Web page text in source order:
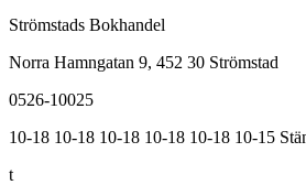
Strömstads Bokhandel
Norra Hamngatan 9, 452 30 Strömstad
0526-10025
10-18 10-18 10-18 10-18 10-18 10-15
t